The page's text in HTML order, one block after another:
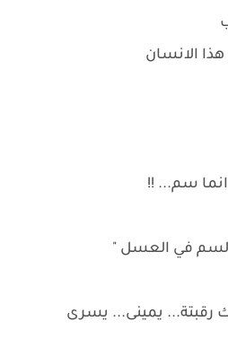
الانسان
سم... !!
في العسل "
رقبتة... يمينى... يسرى